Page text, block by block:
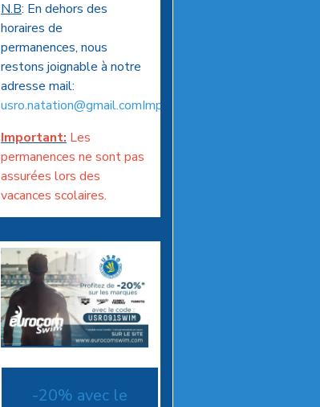
N.B: En dehors des
horaires de
permanences, nous
restons joignable à notre
adresse mail:
usro.natation@gmail.comImportant
Important: Les
permanences ne sont pas
assurées lors des
vacances scolaires.
-20% avec le